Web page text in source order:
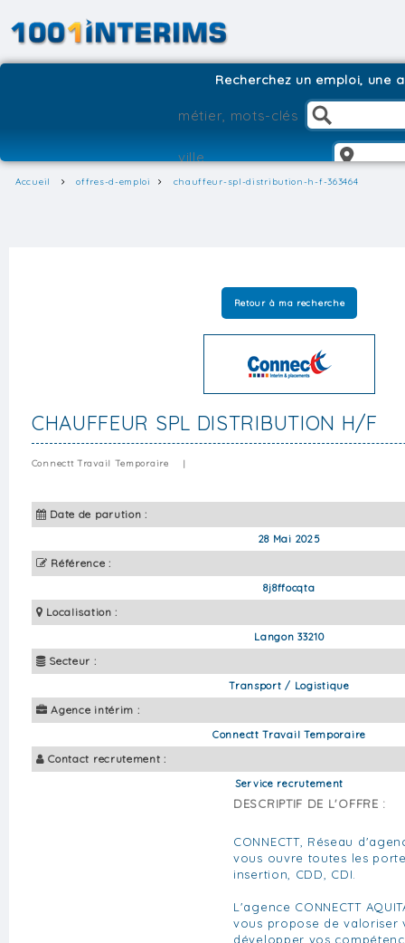
Recherchez un emploi, une
Accueil offres-d-emploi chauffeur-spl-distribution-h-f-363464
Retour à ma recherche
CHAUFFEUR SPL DISTRIBUTION H/F
Connectt Travail Temporaire |
Date de parution :
28 Mai 2025
Référence :
8j8ffocqta
Localisation :
Langon 33210
Secteur :
Transport / Logistique
Agence intérim :
Connectt Travail Temporaire
Contact recrutement :
Service recrutement
DESCRIPTIF DE L'OFFRE :
CONNECTT, Réseau
vous ouvre toutes les
insertion, CDD, CDI.
L'agence CONNECTT
vous propose de
développer vos